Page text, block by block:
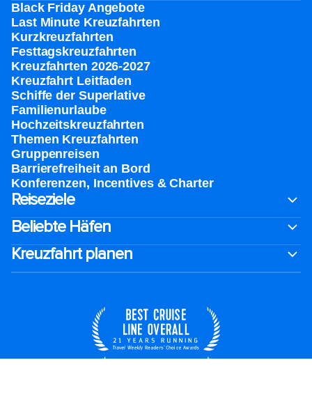
Black Friday Angebote
Last Minute Kreuzfahrten
Kurzkreuzfahrten​
Festtagskreuzfahrten​
Kreuzfahrten 2026-2027
Kreuzfahrt Leitfaden
Schiffe der Superlative
Familienurlaube​
Hochzeitskreuzfahrten
Themen Kreuzfahrten
Gruppenreisen
Barrierefreiheit an Bord​
Konferenzen, Incentives & Charter
Reiseziele
Beliebte Häfen
Kreuzfahrt planen